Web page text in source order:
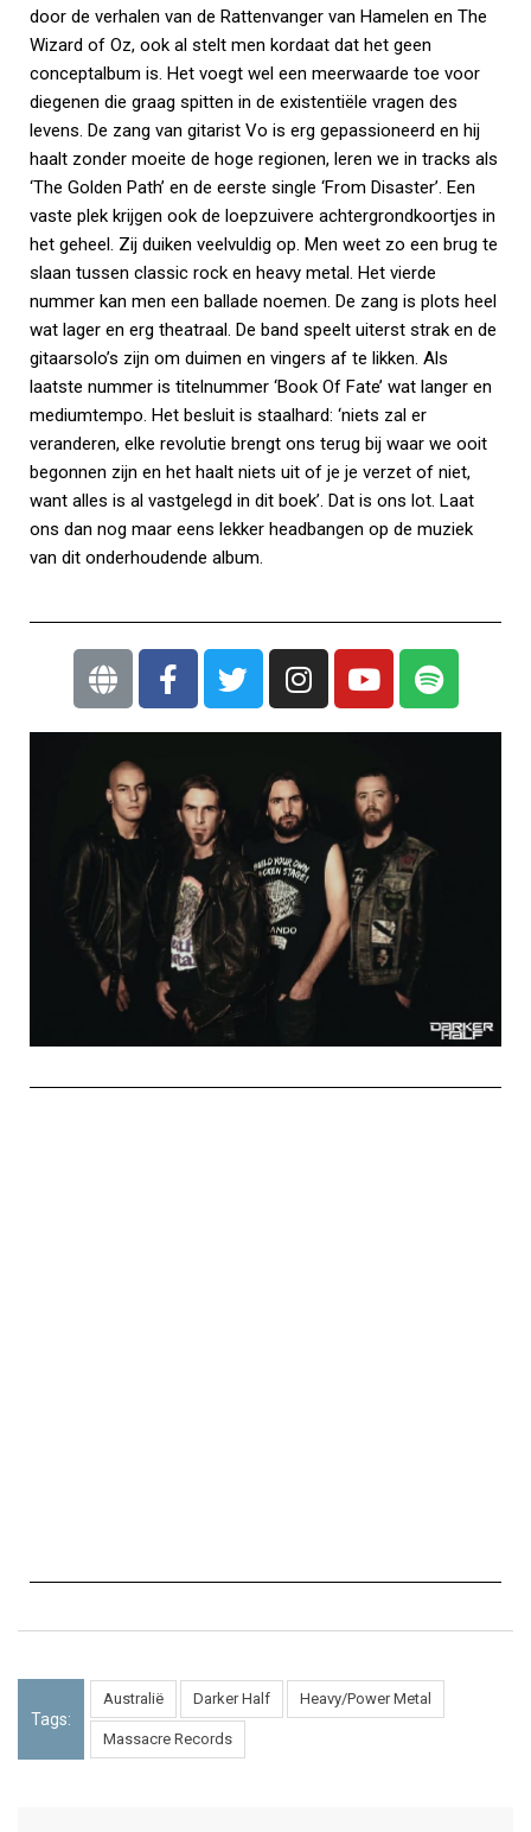
door de verhalen van de Rattenvanger van Hamelen en The
Wizard of Oz, ook al stelt men kordaat dat het geen
conceptalbum is. Het voegt wel een meerwaarde toe voor
diegenen die graag spitten in de existentiële vragen des
levens. De zang van gitarist Vo is erg gepassioneerd en hij
haalt zonder moeite de hoge regionen, leren we in tracks als
‘The Golden Path’ en de eerste single ‘From Disaster’. Een
vaste plek krijgen ook de loepzuivere achtergrondkoortjes in
het geheel. Zij duiken veelvuldig op. Men weet zo een brug te
slaan tussen classic rock en heavy metal. Het vierde
nummer kan men een ballade noemen. De zang is plots heel
wat lager en erg theatraal. De band speelt uiterst strak en de
gitaarsolo’s zijn om duimen en vingers af te likken. Als
laatste nummer is titelnummer ‘Book Of Fate’ wat langer en
mediumtempo. Het besluit is staalhard: ‘niets zal er
veranderen, elke revolutie brengt ons terug bij waar we ooit
begonnen zijn en het haalt niets uit of je je verzet of niet,
want alles is al vastgelegd in dit boek’. Dat is ons lot. Laat
ons dan nog maar eens lekker headbangen op de muziek
van dit onderhoudende album.
Tags:
Australië Darker Half Heavy/Power Metal
Massacre Records